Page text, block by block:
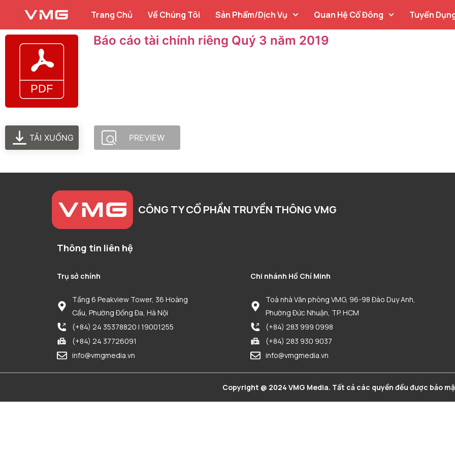
Trang Chủ Về Chúng Tôi Sản Phẩm/Dịch Vụ Quan Hệ Cổ Đông Tuyển
Báo cáo tài chính riêng Quý 3 năm 2019
TẢI XUỐNG PREVIEW
CÔNG TY CỔ PHẦN TRUYỀN THÔNG VMG
Thông tin liên hệ
Trụ sở chính
Tầng 6 Peakview Tower, 36 Hoàng
Cầu, Phường Đống Đa, Hà Nội
(+84) 24 35378820 | 19001255
(+84) 24 37726091
info@vmgmedia.vn
Chi nhánh Hồ Chí Minh
Toà nhà Văn phòng VMG, 96-98 Đào Duy Anh,
Phường Đức Nhuận, TP. HCM
(+84) 283 999 0998
(+84) 283 930 9037
info@vmgmedia.vn
Copyright @ 2024 VMG Media. Tất cả các quyền đều được bảo